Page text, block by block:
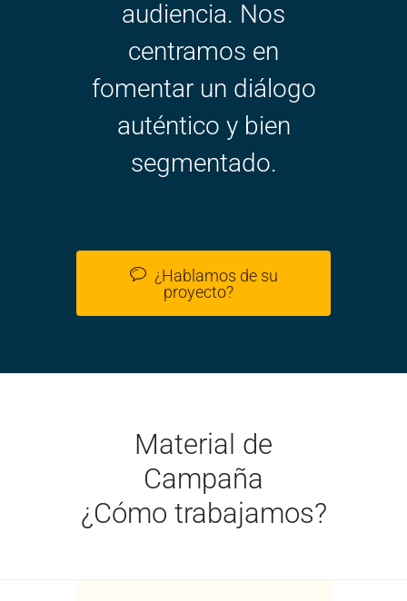
audiencia. Nos
centramos en
fomentar un diálogo
auténtico y bien
segmentado.
¿Hablamos de su
proyecto?
Material de
Campaña
¿Cómo trabajamos?